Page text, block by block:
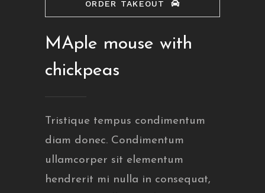
ORDER TAKEOUT
MAple mouse with
chickpeas
Tristique tempus condimentum
diam donec. Condimentum
ullamcorper sit elementum
hendrerit mi nulla in consequat,